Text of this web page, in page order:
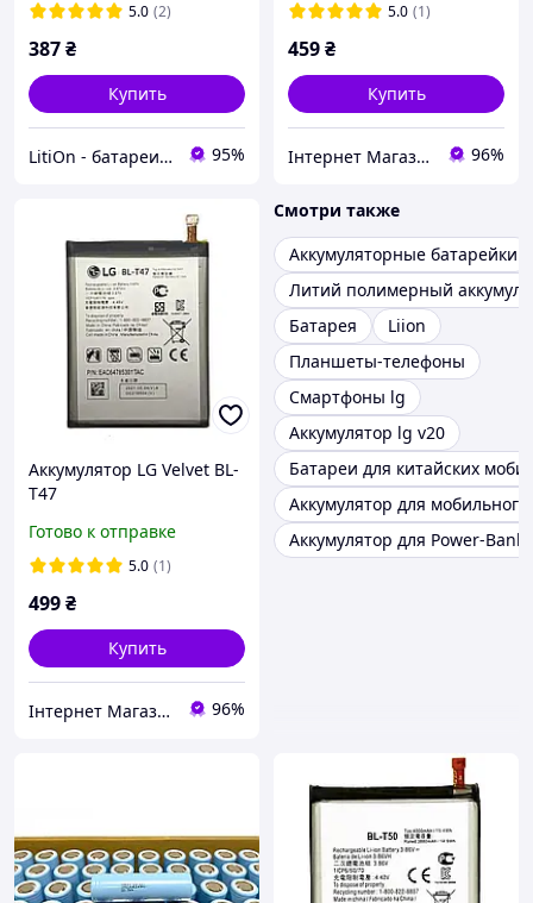
5.0 (2)
387₴
Купить
LitiOn - батареи и аккумуляторы 95%
5.0 (1)
459₴
Купить
Інтернет Магазин "max-it.com.ua" 96%
Аккумулятор LG Velvet BL-
T47
Готово к отправке
5.0 (1)
499₴
Купить
Інтернет Магазин "max-it.com.ua" 96%
Смотри также
Аккумуляторные батарейки
Литий полимерный
Батарея
Liion
Планшеты-телефоны
Смартфоны lg
Аккумулятор lg v20
Батареи для китайских
Аккумулятор для
Аккумулятор для Power-Bank